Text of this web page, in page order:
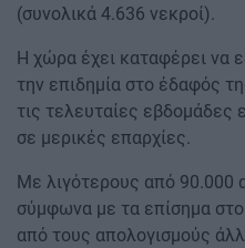
(συνολικά 4.636 νεκροί).
H χώρα έχει καταφέρει να
την επιδημία στο έδαφός
τις τελευταίες εβδομάδες
σε μερικές επαρχίες.
Με λιγότερους από 90.000
σύμφωνα με τα επίσημα
από τους απολογισμούς